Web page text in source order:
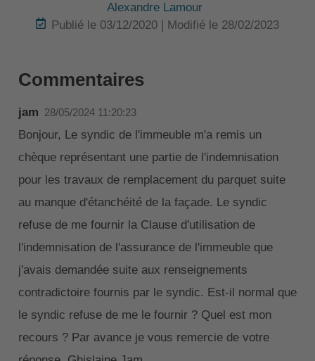
Alexandre Lamour
Publié le 03/12/2020 | Modifié le 28/02/2023
Commentaires
jam 28/05/2024 11:20:23
Bonjour, Le syndic de l'immeuble m'a remis un
chèque représentant une partie de l'indemnisation
pour les travaux de remplacement du parquet suite
au manque d'étanchéité de la façade. Le syndic
refuse de me fournir la Clause d'utilisation de
l'indemnisation de l'assurance de l'immeuble que
j'avais demandée suite aux renseignements
contradictoire fournis par le syndic. Est-il normal que
le syndic refuse de me le fournir ? Quel est mon
recours ? Par avance je vous remercie de votre